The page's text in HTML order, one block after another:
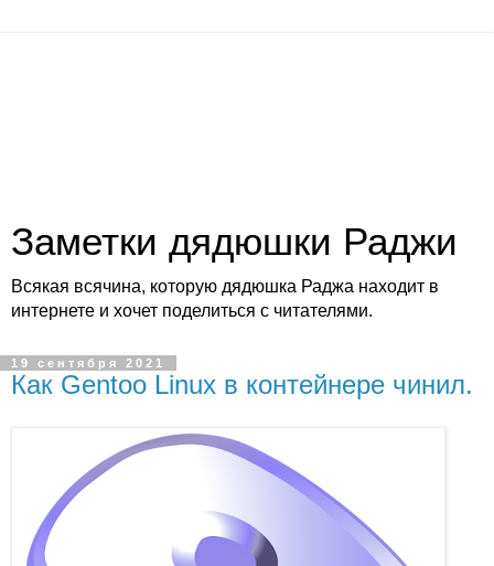
Заметки дядюшки Раджи
Всякая всячина, которую дядюшка Раджа находит в
интернете и хочет поделиться с читателями.
19 сентября 2021
Как Gentoo Linux в контейнере чинил.